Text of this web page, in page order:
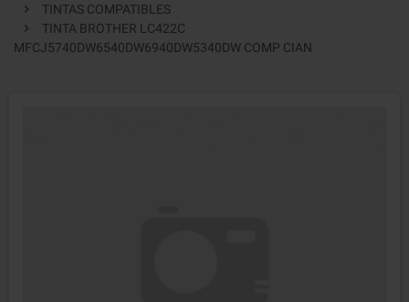

TINTAS COMPATIBLES

TINTA BROTHER LC422C
MFCJ5740DW6540DW6940DW5340DW COMP CIAN